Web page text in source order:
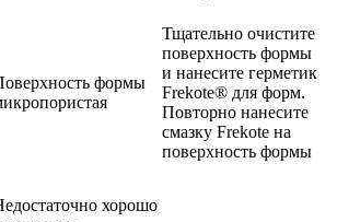
формы
Тщательно очистите
поверхность формы
и нанесите герметик
Frekote® для форм.
Повторно нанесите
смазку Frekote на
поверхность формы
хорошо